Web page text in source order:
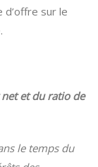
d’offre sur le
et du ratio de
le temps du